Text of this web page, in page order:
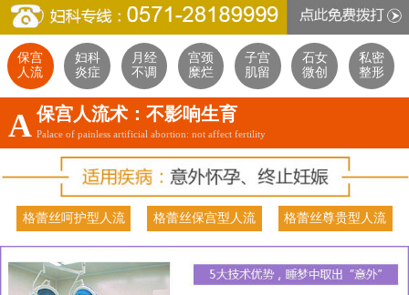
保宫
人流
妇科
炎症
月经
不调
宫颈
糜烂
子宫
肌留
石女
微创
私密
整形
A 保宫人流术：不影响生育
Palace of painless artificial abortion: not affect fertility
格蕾丝呵护型人流 格蕾丝保宫型人流 格蕾丝尊贵型人流